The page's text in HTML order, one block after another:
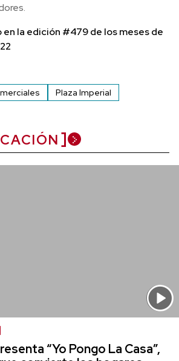
la edición #479 de los meses de
Plaza Imperial
“Yo Pongo La Casa”,